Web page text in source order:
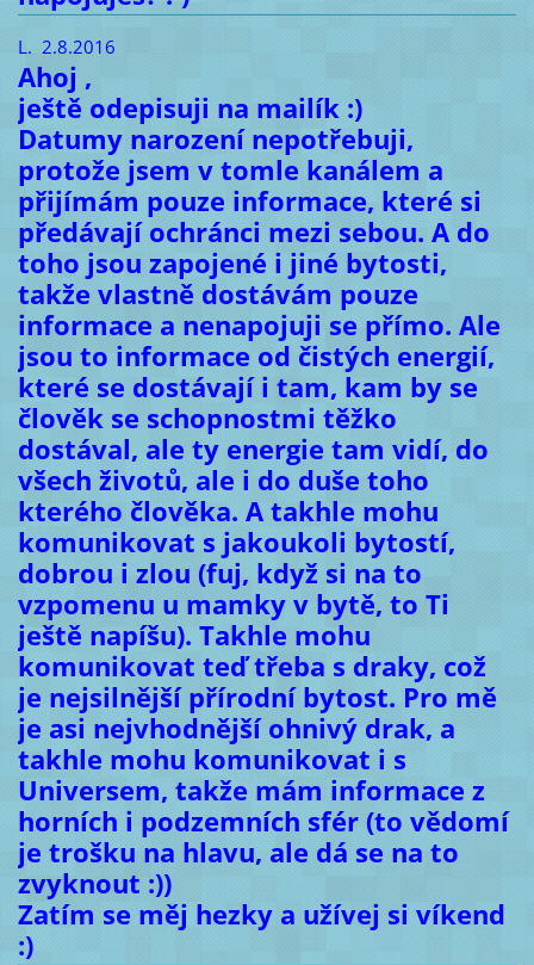
L. 2.8.2016
Ahoj ,
ještě odepisuji na mailík :)
Datumy narození nepotřebuji,
protože jsem v tomle kanálem a
přijímám pouze informace, které si
předávají ochránci mezi sebou. A do
toho jsou zapojené i jiné bytosti,
takže vlastně dostávám pouze
informace a nenapojuji se přímo. Ale
jsou to informace od čistých energií,
které se dostávají i tam, kam by se
člověk se schopnostmi těžko
dostával, ale ty energie tam vidí, do
všech životů, ale i do duše toho
kterého člověka. A takhle mohu
komunikovat s jakoukoli bytostí,
dobrou i zlou (fuj, když si na to
vzpomenu u mamky v bytě, to Ti
ještě napíšu). Takhle mohu
komunikovat teď třeba s draky, což
je nejsilnější přírodní bytost. Pro mě
je asi nejvhodnější ohnivý drak, a
takhle mohu komunikovat i s
Universem, takže mám informace z
horních i podzemních sfér (to vědomí
je trošku na hlavu, ale dá se na to
zvyknout :))
Zatím se měj hezky a užívej si víkend
:)